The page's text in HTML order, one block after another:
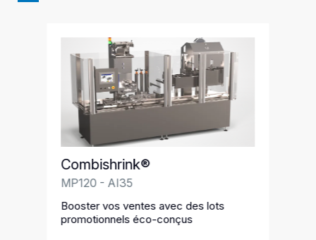
Combishrink®
MP120 - AI35
Booster vos ventes avec des lots
promotionnels éco-conçus